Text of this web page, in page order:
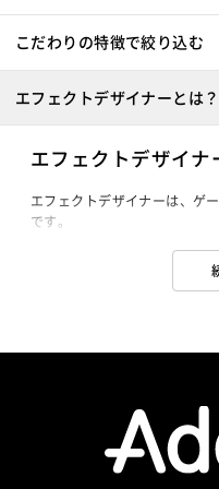
こだわりの特徴で絞り込む
エフェクトデザイナーとは？
エフェクトデザイナ
エフェクトデザイナーは、ゲ
です。
なジャンルがありますが、ジ
られ、センスを問われる職種
エフェクトデザイナーという
来た、比較的新しいデザイン